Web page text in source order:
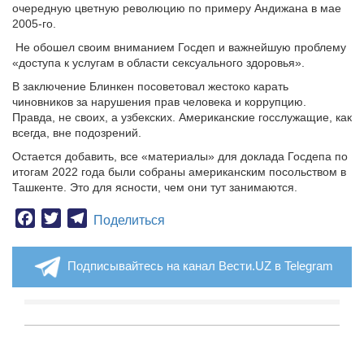
очередную цветную революцию по примеру Андижана в мае
2005-го.
Не обошел своим вниманием Госдеп и важнейшую проблему
«доступа к услугам в области сексуального здоровья».
В заключение Блинкен посоветовал жестоко карать
чиновников за нарушения прав человека и коррупцию.
Правда, не своих, а узбекских. Американские госслужащие, как
всегда, вне подозрений.
Остается добавить, все «материалы» для доклада Госдепа по
итогам 2022 года были собраны американским посольством в
Ташкенте. Это для ясности, чем они тут занимаются.
Facebook
TwitterTelegram
Поделиться
Подписывайтесь на канал Вести.UZ в Telegram